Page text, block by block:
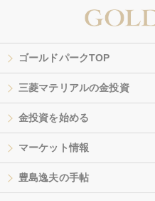
ゴールドパークTOP
三菱マテリアルの金投資
金投資を始める
マーケット情報
豊島逸夫の手帖